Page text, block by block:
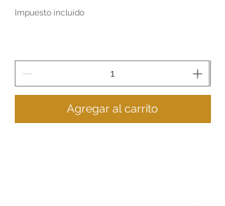
Impuesto incluido
Agregar al carrito